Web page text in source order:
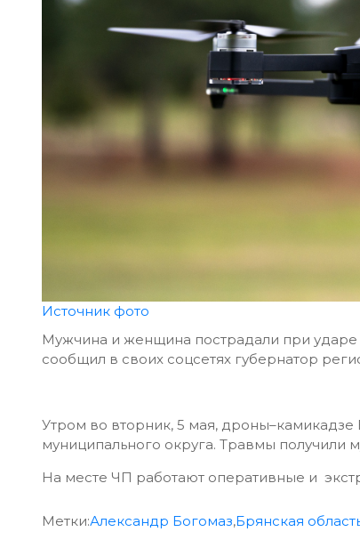
Источник фото
Мужчина и женщина пострадали при
сообщил в своих соцсетях губернатор
Утром во вторник, 5 мая,
муниципального округа. Травмы
На месте ЧП работают оперативные и
Метки:Александр Богомаз,Брянская